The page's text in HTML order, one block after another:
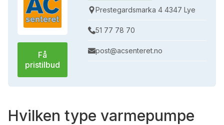
Få
pristilbud
Prestegardsmarka 4 4347 Lye
51 77 78 70
post@acsenteret.no
Hvilken type varmepumpe